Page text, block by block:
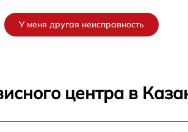
У меня другая неисправность
центра в